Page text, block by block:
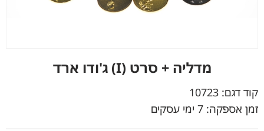
מדליה + סרט (I) ג'ודו ארד
קוד דגם: 10723
זמן אספקה: 7 ימי עסקים